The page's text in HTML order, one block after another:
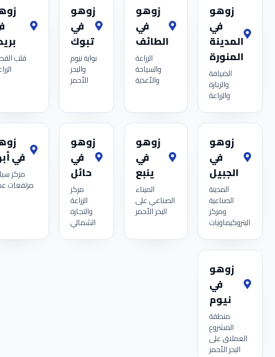
زوهو
في
المدينة
المنورة
الضيافة
والزيارة
والزراعة
زوهو
في
الطائف
الزراعة
والسياحة
والأغذية
زوهو
في
تبوك
بوابة نيوم
والبحر
الأحمر
قلب
زوهو
في
الجبيل
المدينة
الصناعية
ومركز
البتروكيماويات
زوهو
في
ينبع
الميناء
الصناعي على
البحر الأحمر
زوهو
في
حائل
مركز
الزراعة
والتجارة
الشمالي
في
مركز
مرتفعات
زوهو
في
نيوم
منطقة
المشروع
العملاق على
البحر الأحمر